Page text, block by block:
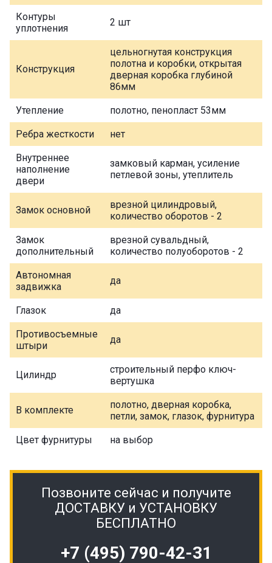
Контуры
уплотнения
2 шт
Конструкция
цельногнутая конструкция
полотна и коробки, открытая
дверная коробка глубиной
86мм
Утепление полотно, пенопласт 53мм
Ребра жесткости нет
Внутреннее
наполнение
двери
замковый карман, усиление
петлевой зоны, утеплитель
Замок основной
врезной цилиндровый,
количество оборотов - 2
Замок
дополнительный
врезной сувальдный,
количество полуоборотов - 2
Автономная
задвижка
да
Глазок да
Противосъемные
штыри
да
Цилиндр
строительный перфо ключ-
вертушка
В комплекте
полотно, дверная коробка,
петли, замок, глазок, фурнитура
Цвет фурнитуры на выбор
Позвоните сейчас и получите
ДОСТАВКУ и УСТАНОВКУ
БЕСПЛАТНО
+7 (495) 790-42-31